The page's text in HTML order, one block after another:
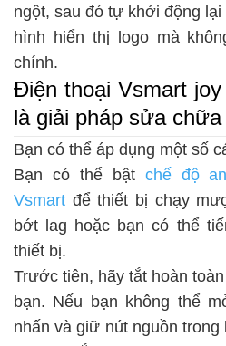
ngột, sau đó tự khởi động
hình hiển thị logo mà
chính.
Điện thoại Vsmart
là giải pháp sửa
Bạn có thể áp dụng một số
Bạn có thể bật chế độ
Vsmart để thiết bị chạy
bớt lag hoặc bạn có thể
thiết bị.
Trước tiên, hãy tắt hoàn
bạn. Nếu bạn không thể
nhấn và giữ nút nguồn trong